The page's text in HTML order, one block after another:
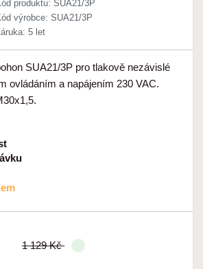
produktu: SUA21/3P
výrobce: SUA21/3P
5 let
SUA21/3P pro tlakově nezávislé
ovládáním a napájením 230 VAC.
1 129 Kč